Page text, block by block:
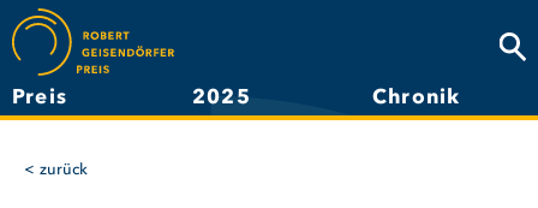
Direkt
zum
Inhalt
Preis 2025 Chronik
zurück